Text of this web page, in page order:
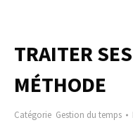
TRAITER
MÉTHODE
Catégorie Gestion du temps